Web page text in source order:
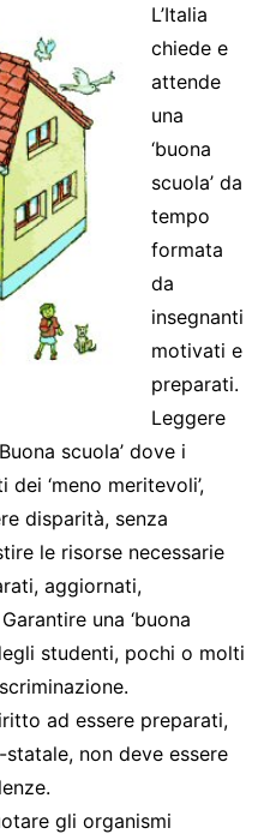
L’Italia
chiede e
attende
una
‘buona
scuola’ da
tempo
formata
da
insegnanti
motivati e
preparati.
Leggere
scuola’ dove i
‘meno meritevoli’,
disparità, senza
le risorse necessarie
aggiornati,
una ‘buona
studenti, pochi o molti
ad essere preparati,
non deve essere
gli organismi